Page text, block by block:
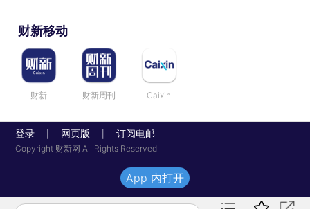
财新移动
财新 财新周刊 Caixin
登录 网页版 订阅电邮
Copyright 财新网 All Rights Reserved
App 内打开